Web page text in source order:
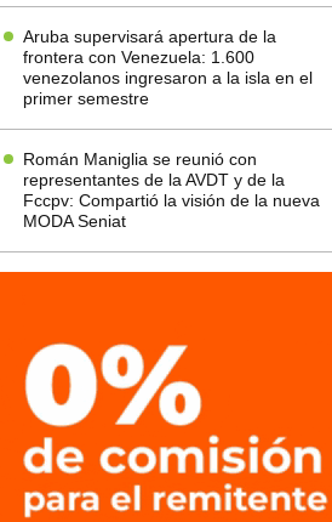
Aruba supervisará apertura de la
frontera con Venezuela: 1.600
venezolanos ingresaron a la isla en el
primer semestre
Román Maniglia se reunió con
representantes de la AVDT y de la
Fccpv: Compartió la visión de la nueva
MODA Seniat